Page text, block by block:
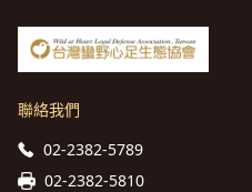
聯絡我們
02-2382-5789
02-2382-5810